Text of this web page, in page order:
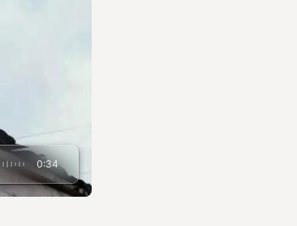
0:34